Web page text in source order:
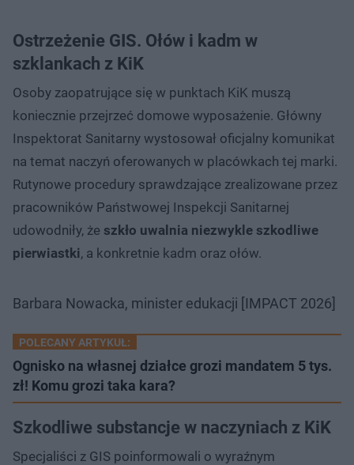
Ostrzeżenie GIS. Ołów i kadm w
szklankach z KiK
Osoby zaopatrujące się w punktach KiK muszą
koniecznie przejrzeć domowe wyposażenie. Główny
Inspektorat Sanitarny wystosował oficjalny komunikat
na temat naczyń oferowanych w placówkach tej marki.
Rutynowe procedury sprawdzające zrealizowane przez
pracowników Państwowej Inspekcji Sanitarnej
udowodniły, że szkło uwalnia niezwykle szkodliwe
pierwiastki, a konkretnie kadm oraz ołów.
Barbara Nowacka, minister edukacji [IMPACT 2026]
POLECANY ARTYKUŁ:
Ognisko na własnej działce grozi mandatem 5 tys.
zł! Komu grozi taka kara?
Szkodliwe substancje w naczyniach z KiK
Specjaliści z GIS poinformowali o wyraźnym